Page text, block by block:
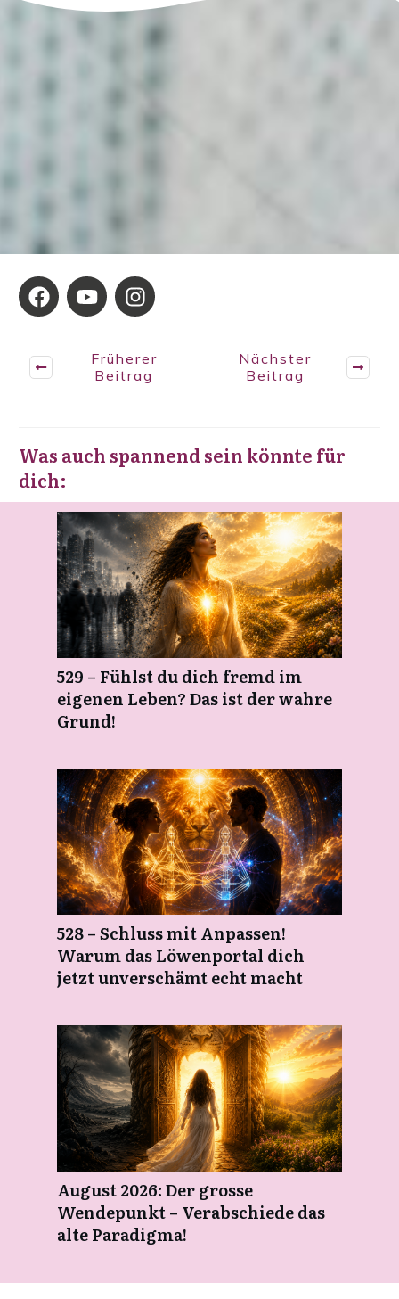
Früherer
Beitrag
Nächster
Beitrag
Was auch spannend sein könnte für
dich:
529 – Fühlst du dich fremd im
eigenen Leben? Das ist der wahre
Grund!
528 – Schluss mit Anpassen!
Warum das Löwenportal dich
jetzt unverschämt echt macht
August 2026: Der grosse
Wendepunkt – Verabschiede das
alte Paradigma!